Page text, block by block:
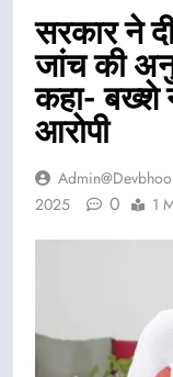
सरकार ने
जांच की
कहा- बख्शे
आरोपी
2025
0 1